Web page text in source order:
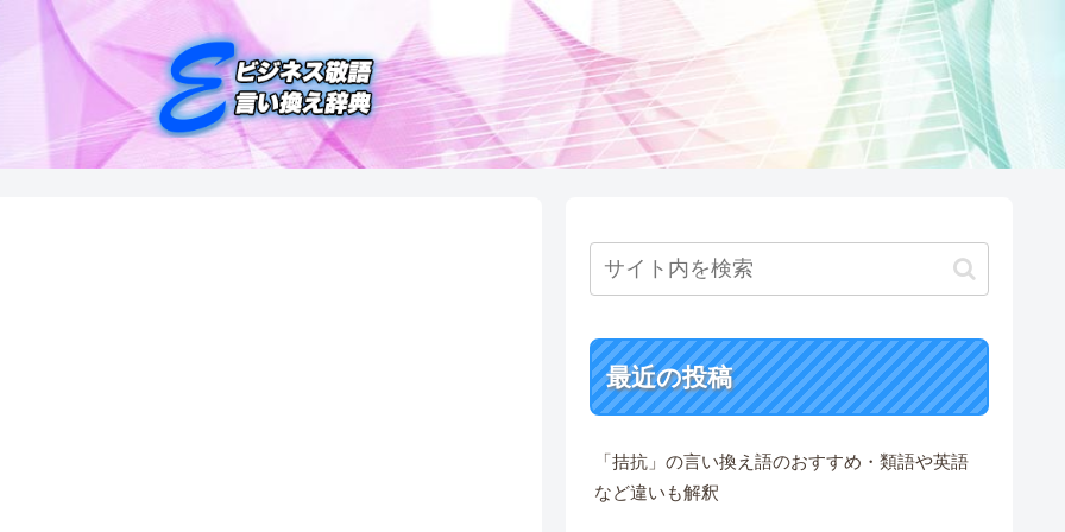
最近の投稿
「拮抗」の言い換え語のおすすめ・類語や英語
など違いも解釈